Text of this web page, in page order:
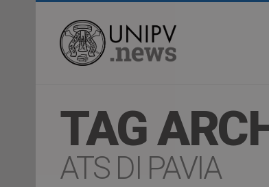
TAG
ATS DI PAVIA